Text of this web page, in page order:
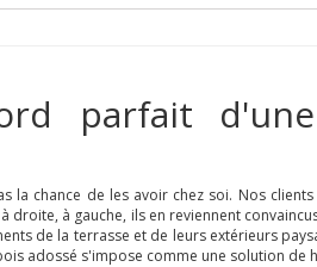
parfait
chance de les avoir chez soi. Nos
droite, à gauche, ils en reviennent
de la terrasse et de leurs extérieurs
adossé s'impose comme une solution de